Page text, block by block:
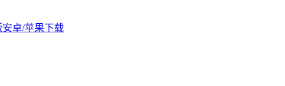
安卓/苹果下载